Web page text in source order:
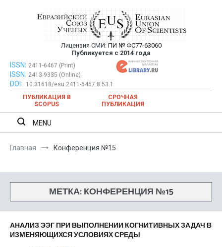
Евразийский Союз Ученых —
публикация научных статей в
ежемесячном научном журнале
Лицензия СМИ: ПИ № ФС77-63060
Публикуется с 2014 года
Евразийский Союз Ученых — публикация научных статей в
ежемесячном научном журнале
ISSN: 2411-6467 (Print)
ISSN: 2413-9335 (Online)
DOI:
10.31618/esu.2411-6467.8.53.1
ПУБЛИКАЦИЯ В
SCOPUS
СРОЧНАЯ
ПУБЛИКАЦИЯ
MENU
Главная Конференция №15
МЕТКА:КОНФЕРЕНЦИЯ №15
АНАЛИЗ ЭЭГ ПРИ ВЫПОЛНЕНИИ КОГНИТИВНЫХ ЗАДАЧ В
ИЗМЕНЯЮЩИХСЯ УСЛОВИЯХ СРЕДЫ